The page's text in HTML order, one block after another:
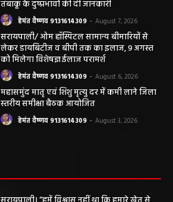
हेमंत वैष्णव 9131614309 - August 7, 2026
महासमुंद राष्ट्रीय तंबाकू नियंत्रण कार्यक्रम के तहत
जागरूकता कार्यशाला आयोजित विद्यार्थियों को
तंबाकू के दुष्प्रभावों की दी जानकारी
हेमंत वैष्णव 9131614309 - August 7, 2026
सरायपाली/ ओम हॉस्पिटल सामान्य बीमारियों से
लेकर डायबिटीज व बीपी तक का इलाज, 9 अगस्त
को मिलेगा विशेषज्ञ ईलाज परामर्श
हेमंत वैष्णव 9131614309 August 6, 2026